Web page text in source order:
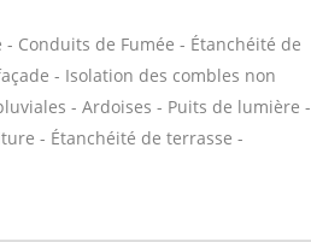
Conduits de Fumée - Étanchéité de
- Isolation des combles non
- Ardoises - Puits de lumière -
- Étanchéité de terrasse -